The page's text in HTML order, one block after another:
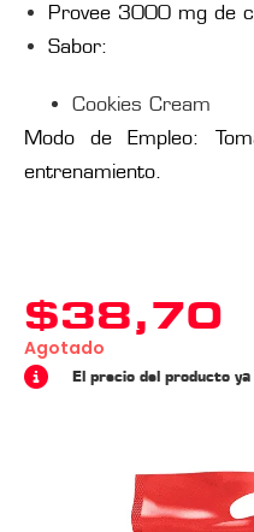
Provee 3000 mg de
Sabor:
Cookies Cream
Modo de Empleo:
entrenamiento.
$38,70
Agotado
El precio del producto